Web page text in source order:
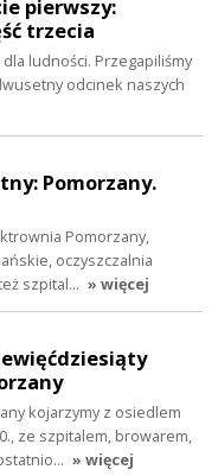
pierwszy:
trzecia
ludności. Przegapiliśmy
odcinek naszych
Pomorzany.
Pomorzany,
oczyszczalnia
szpital… » więcej
kojarzymy z osiedlem
ze szpitalem, browarem,
» więcej